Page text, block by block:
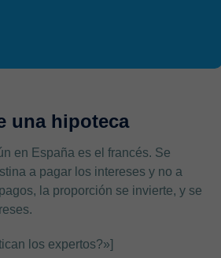
una hipoteca
en España es el francés. Se
a pagar los intereses y no a
la proporción se invierte, y se
los expertos?»]